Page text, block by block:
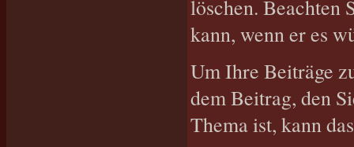
löschen. Beachten
kann, wenn er es
Um Ihre Beiträge
dem Beitrag, den
Thema ist, kann